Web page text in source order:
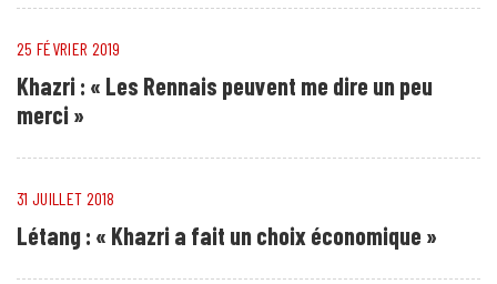
25 FÉVRIER 2019
Khazri : « Les Rennais peuvent me dire un peu
merci »
31 JUILLET 2018
Létang : « Khazri a fait un choix économique »